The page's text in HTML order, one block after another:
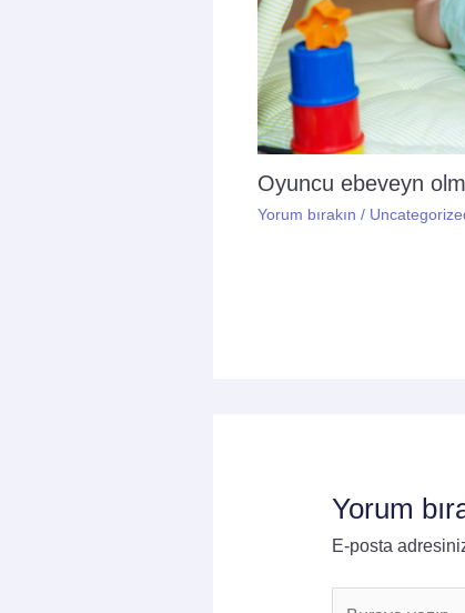
Oyuncu ebeveyn
Yorum bırakın /
Yorum
E-posta